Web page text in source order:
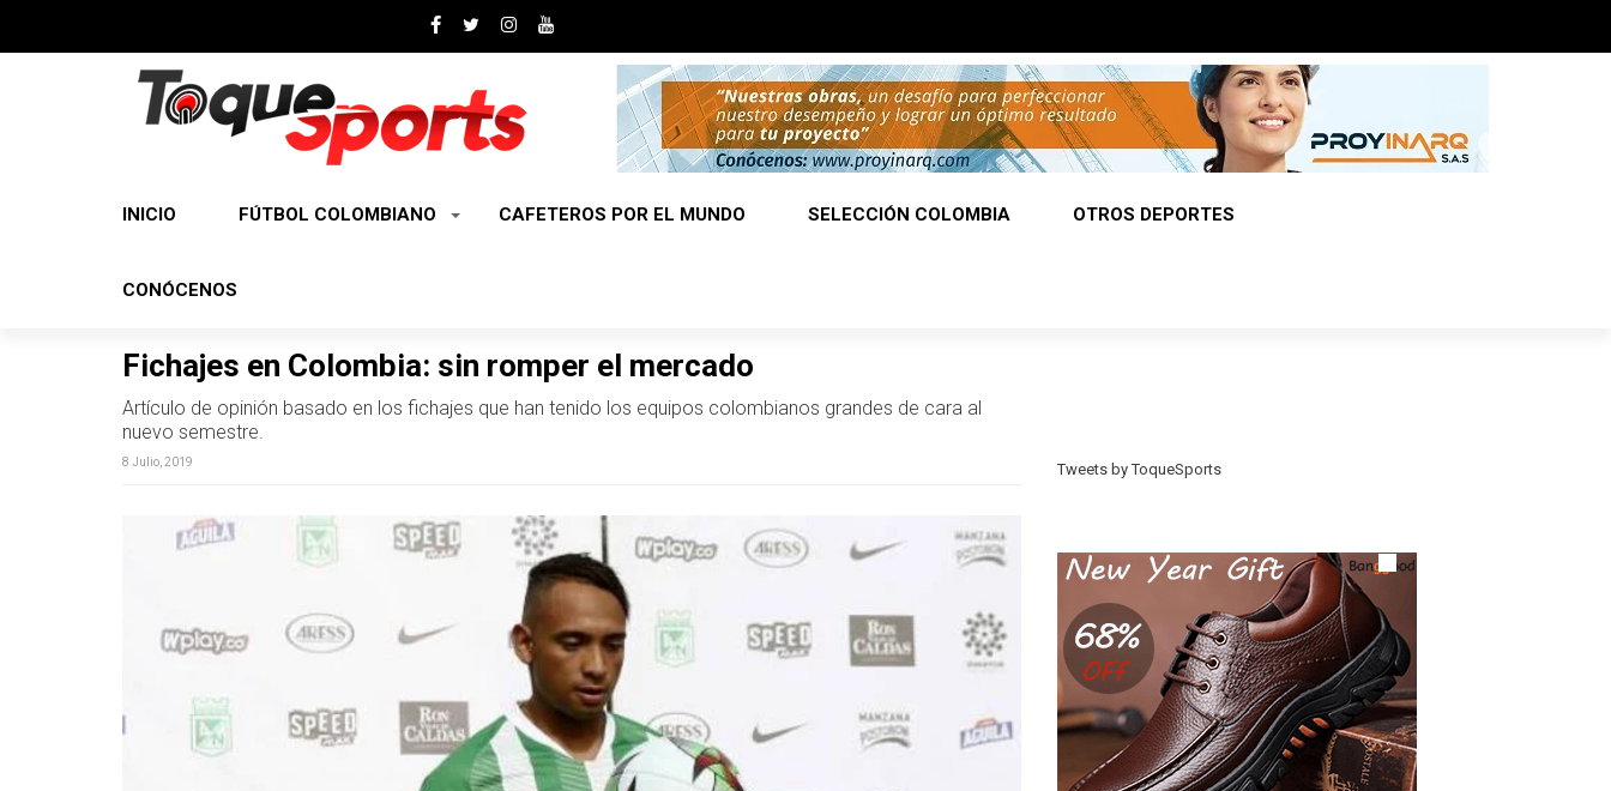
INICIO FÚTBOL COLOMBIANO CAFETEROS POR EL MUNDO SELECCIÓN COLOMBIA OTROS DEPORTES
CONÓCENOS
Fichajes en Colombia: sin romper el mercado
Artículo de opinión basado en los fichajes que han tenido los equipos colombianos grandes de cara al
nuevo semestre.
8 Julio, 2019 Tweets by ToqueSports